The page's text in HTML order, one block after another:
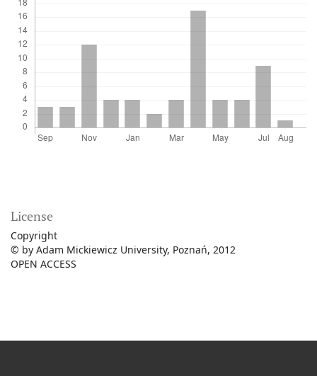
License
Copyright
© by Adam Mickiewicz University, Poznań, 2012
OPEN ACCESS